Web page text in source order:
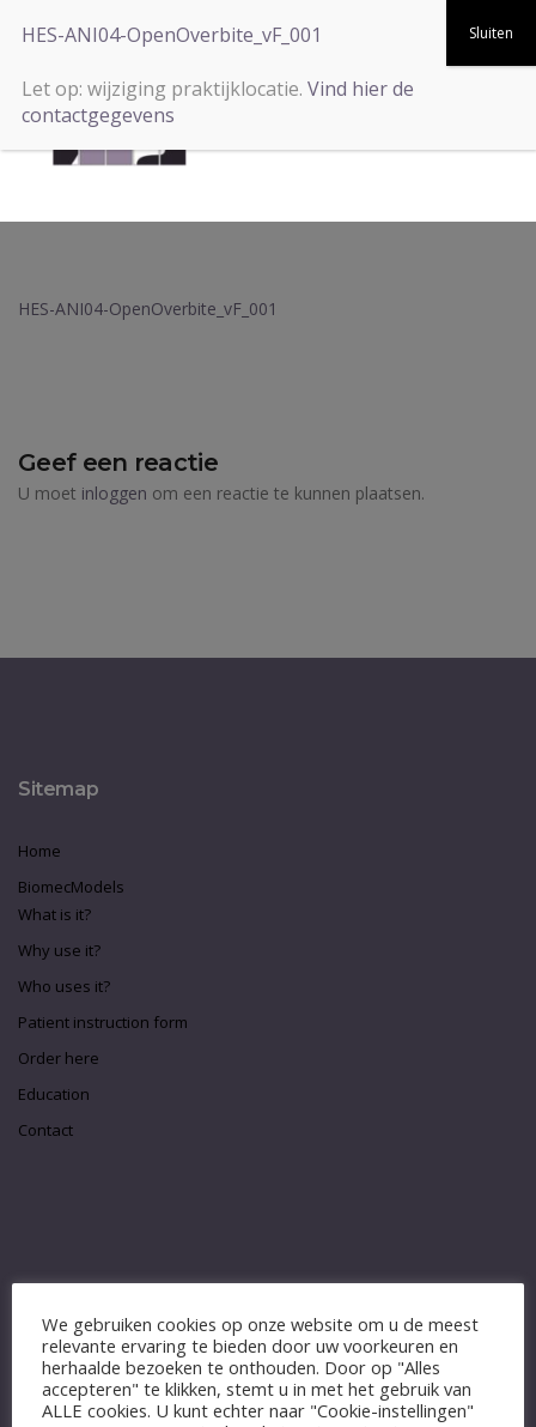
HES-ANI04-OpenOverbite_vF_001
Geef een reactie
U moet inloggen om een reactie te kunnen plaatsen.
Sitemap
Home
BiomecModels
What is it?
Why use it?
Who uses it?
Patient instruction form
Order here
Education
Contact
We gebruiken cookies op onze website om u de meest
relevante ervaring te bieden door uw voorkeuren en
herhaalde bezoeken te onthouden. Door op "Alles
accepteren" te klikken, stemt u in met het gebruik van
ALLE cookies. U kunt echter naar "Cookie-instellingen"
HES-ANI04-OpenOverbite_vF_001
Let op: wijziging praktijklocatie. Vind hier de
contactgegevens